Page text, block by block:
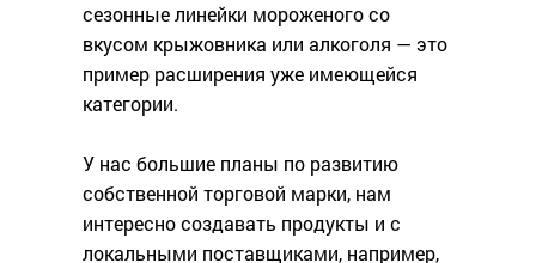
сезонные линейки мороженого со
вкусом крыжовника или алкоголя — это
пример расширения уже имеющейся
категории.
У нас большие планы по развитию
собственной торговой марки, нам
интересно создавать продукты и с
локальными поставщиками, например,